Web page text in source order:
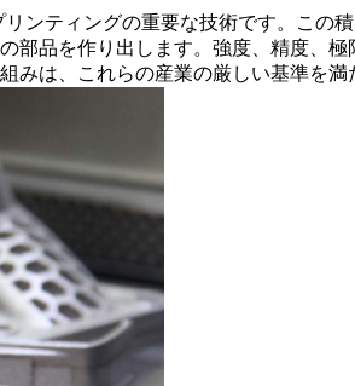
リンティングの重要な技術です。この
部品を作り出します。強度、精度、
みは、これらの産業の厳しい基準を